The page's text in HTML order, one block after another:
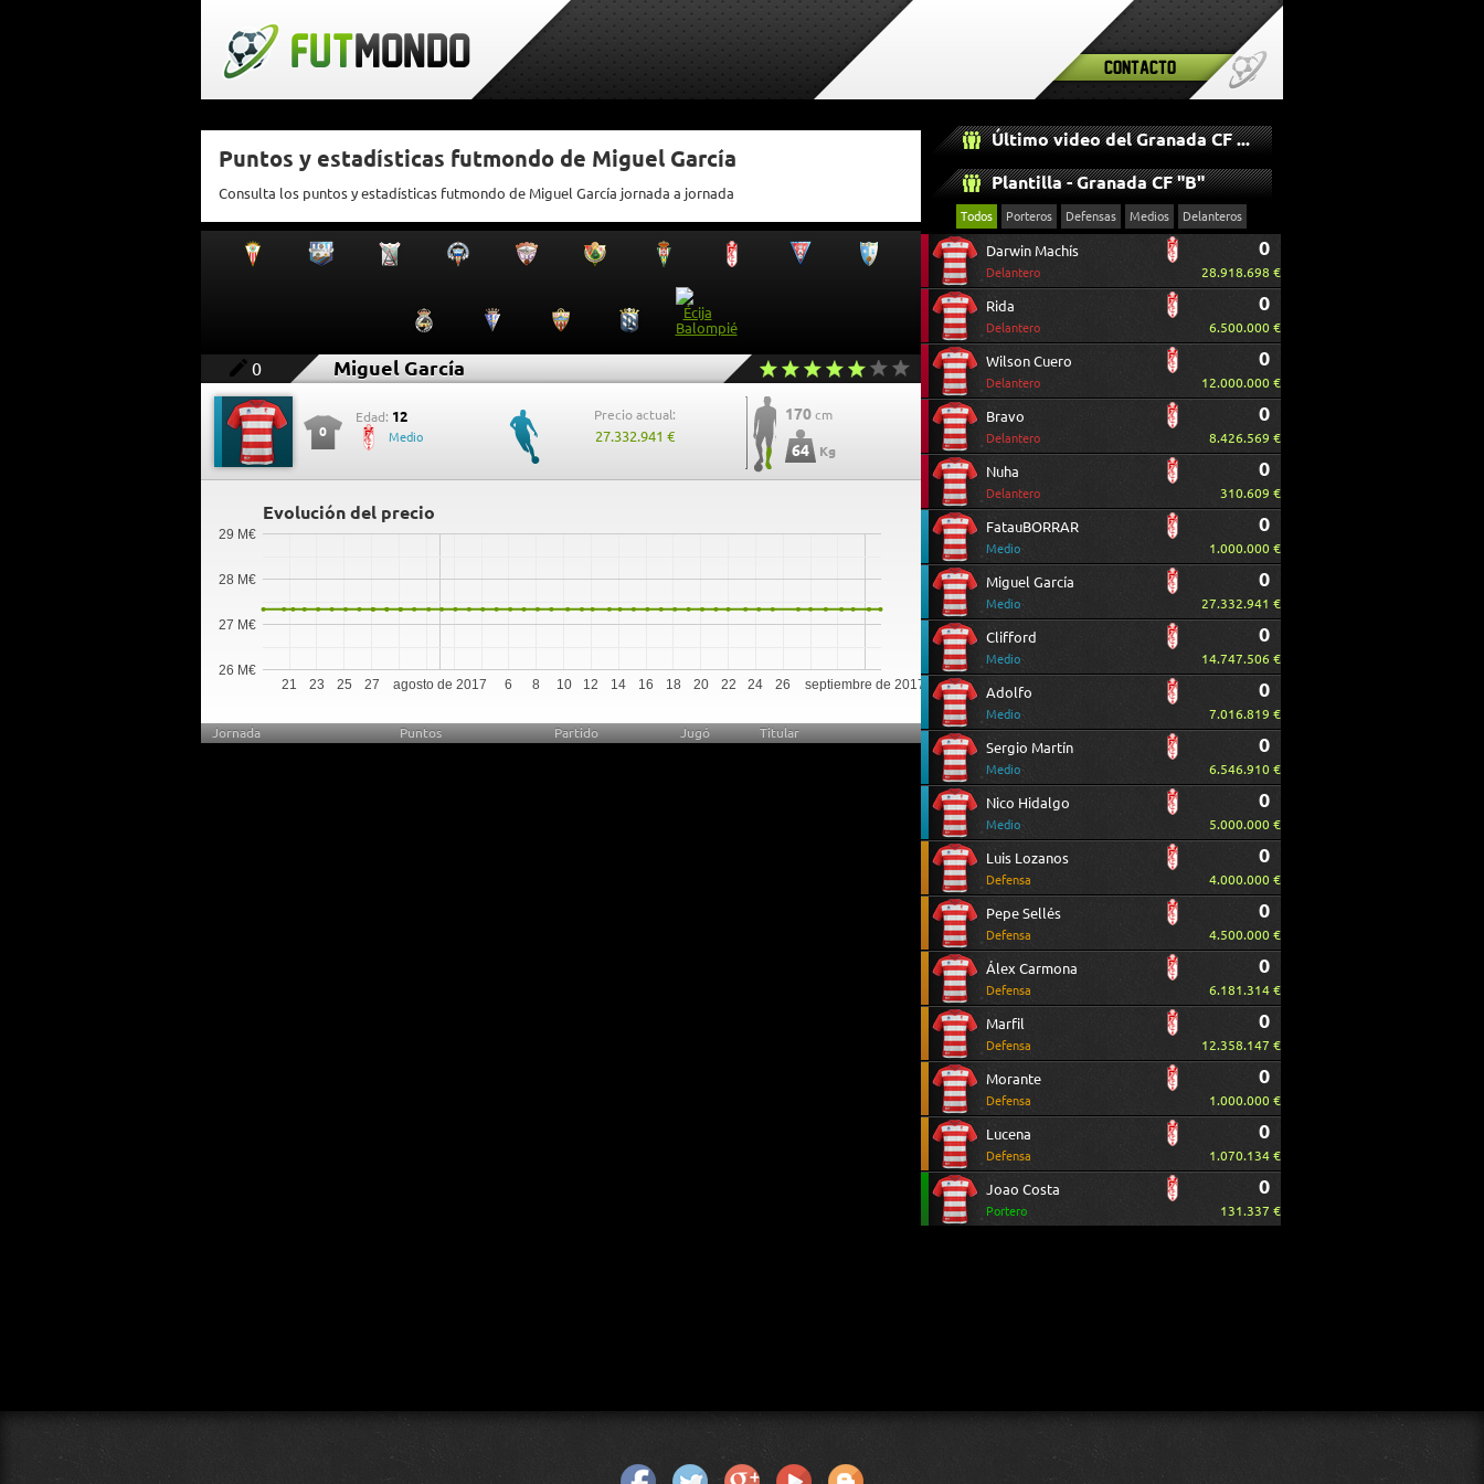
Contacto
Puntos y estadísticas futmondo de Miguel García
Consulta los puntos y estadísticas futmondo de Miguel García jornada a jornada
0 Miguel García
0
Edad: 12
Medio
Precio actual:
27.332.941 €
170 cm
64 Kg
Evolución del precio
agosto de 2017 septiembre de 2017
21 23 25 27 6 8 10 12 14 16 18 20 22 24 26
26 M€
27 M€
28 M€
29 M€
Jornada Puntos Partido Jugó Titular
Último video del Granada CF "B"
Plantilla - Granada CF "B"
Todos Porteros Defensas Medios Delanteros
Darwin Machís
Delantero
0
28.918.698 €
Rida
Delantero
0
6.500.000 €
Wilson Cuero
Delantero
0
12.000.000 €
Bravo
Delantero
0
8.426.569 €
Nuha
Delantero
0
310.609 €
FatauBORRAR
Medio
0
1.000.000 €
Miguel García
Medio
0
27.332.941 €
Clifford
Medio
0
14.747.506 €
Adolfo
Medio
0
7.016.819 €
Sergio Martín
Medio
0
6.546.910 €
Nico Hidalgo
Medio
0
5.000.000 €
Luis Lozanos
Defensa
0
4.000.000 €
Pepe Sellés
Defensa
0
4.500.000 €
Álex Carmona
Defensa
0
6.181.314 €
Marfil
Defensa
0
12.358.147 €
Morante
Defensa
0
1.000.000 €
Lucena
Defensa
0
1.070.134 €
Joao Costa
Portero
0
131.337 €